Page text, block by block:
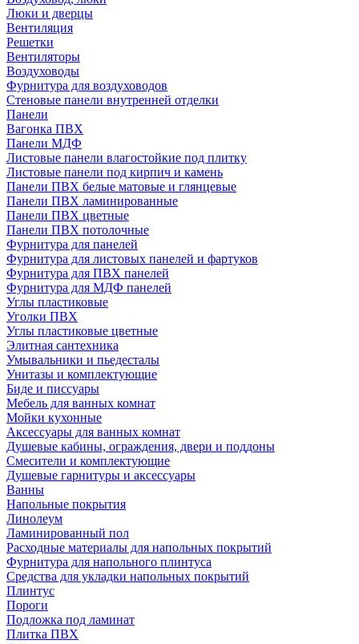
Люки и дверцы
Вентиляция
Решетки
Вентиляторы
Воздуховоды
Фурнитура для воздуховодов
Стеновые панели внутренней отделки
Панели
Вагонка ПВХ
Панели МДФ
Листовые панели влагостойкие под плитку
Листовые панели под кирпич и камень
Панели ПВХ белые матовые и глянцевые
Панели ПВХ ламинированные
Панели ПВХ цветные
Панели ПВХ потолочные
Фурнитура для панелей
Фурнитура для листовых панелей и фартуков
Фурнитура для ПВХ панелей
Фурнитура для МДФ панелей
Углы пластиковые
Уголки ПВХ
Углы пластиковые цветные
Элитная сантехника
Умывальники и пьедесталы
Унитазы и комплектующие
Биде и писсуары
Мебель для ванных комнат
Мойки кухонные
Аксессуары для ванных комнат
Душевые кабины, ограждения, двери и поддоны
Смесители и комплектующие
Душевые гарнитуры и аксессуары
Ванны
Напольные покрытия
Линолеум
Ламинированный пол
Расходные материалы для напольных покрытий
Фурнитура для напольного плинтуса
Средства для укладки напольных покрытий
Плинтус
Пороги
Подложка под ламинат
Плитка ПВХ